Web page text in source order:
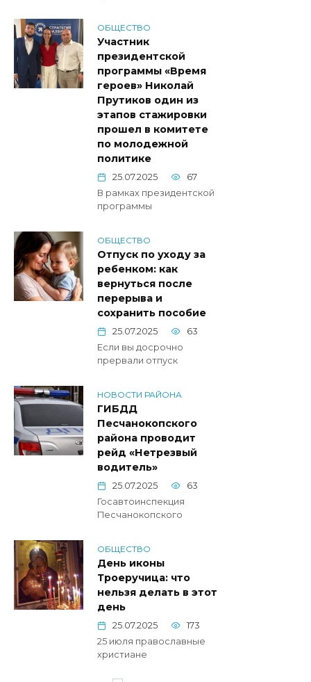
ОБЩЕСТВО
Участник
президентской
программы «Время
героев» Николай
Прутиков один из
этапов стажировки
прошел в комитете
по молодежной
политике
25.07.2025
67
В рамках президентской
программы
ОБЩЕСТВО
Отпуск по уходу за
ребенком: как
вернуться после
перерыва и
сохранить пособие
25.07.2025
63
Если вы досрочно
прервали отпуск
НОВОСТИ РАЙОНА
ГИБДД
Песчанокопского
района проводит
рейд «Нетрезвый
водитель»
25.07.2025
63
Госавтоинспекция
Песчанокопского
ОБЩЕСТВО
День иконы
Троеручица: что
нельзя делать в этот
день
25.07.2025
173
25 июля православные
христиане